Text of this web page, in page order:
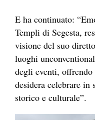
E ha continuato:
Templi di Segesta,
visione del suo
luoghi
degli eventi, offrendo
desidera celebrare in
storico e culturale”.